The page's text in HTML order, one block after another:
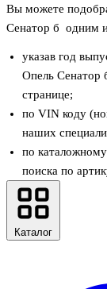
Вы можете
Сенатор б одним
указав год
Опель Сенатор
странице;
по VIN коду
наших
по
поиска по
Каталог